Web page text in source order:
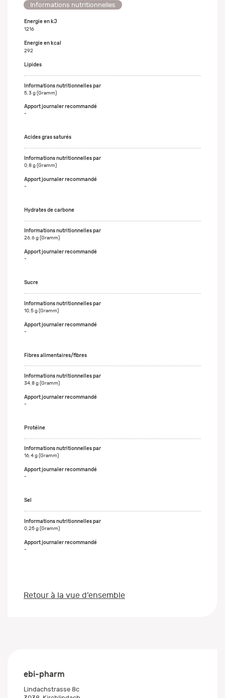
Informations nutritionnelles
Energie en kJ
1216
Energie en kcal
292
Lipides
5,3 g (Gramm)
-
Acides gras saturés
0,8 g (Gramm)
-
Hydrates de carbone
26,6 g (Gramm)
-
Sucre
10,5 g (Gramm)
-
Fibres alimentaires/fibres
34,8 g (Gramm)
-
Protéine
16,4 g (Gramm)
-
Sel
0,25 g (Gramm)
-
Retour à la vue d’ensemble
ebi-pharm
Lindachstrasse 8c